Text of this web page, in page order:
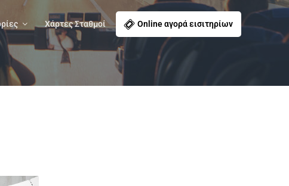
Χάρτες Σταθμοί Online αγορά εισιτηρίων